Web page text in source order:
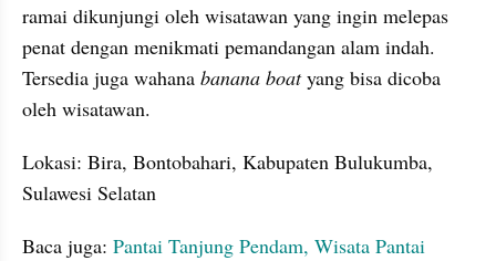
ramai dikunjungi oleh wisatawan yang ingin melepas
penat dengan menikmati pemandangan alam indah.
Tersedia juga wahana banana boat yang bisa dicoba
oleh wisatawan.
Lokasi: Bira, Bontobahari, Kabupaten Bulukumba,
Sulawesi Selatan
Baca juga: Pantai Tanjung Pendam, Wisata Pantai